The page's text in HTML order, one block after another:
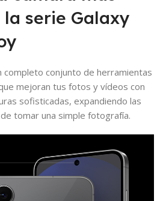
serie Galaxy
completo conjunto de herramientas
mejoran tus fotos y vídeos con
sofisticadas, expandiendo las
tomar una simple fotografía.